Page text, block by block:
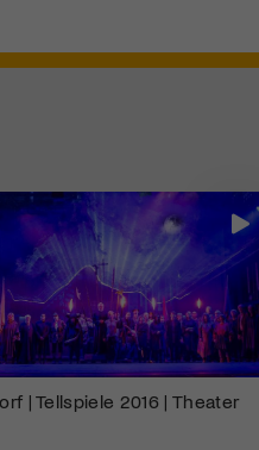
| Tellspiele 2016 | Theater